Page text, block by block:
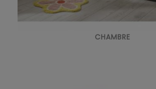
CHAMBRE